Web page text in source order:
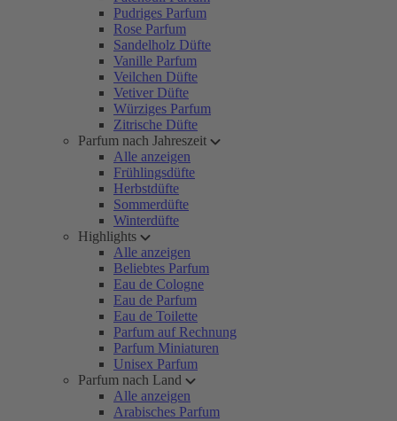
Pudriges Parfum
Rose Parfum
Sandelholz Düfte
Vanille Parfum
Veilchen Düfte
Vetiver Düfte
Würziges Parfum
Zitrische Düfte
Parfum nach Jahreszeit
Alle anzeigen
Frühlingsdüfte
Herbstdüfte
Sommerdüfte
Winterdüfte
Highlights
Alle anzeigen
Beliebtes Parfum
Eau de Cologne
Eau de Parfum
Eau de Toilette
Parfum auf Rechnung
Parfum Miniaturen
Unisex Parfum
Parfum nach Land
Alle anzeigen
Arabisches Parfum